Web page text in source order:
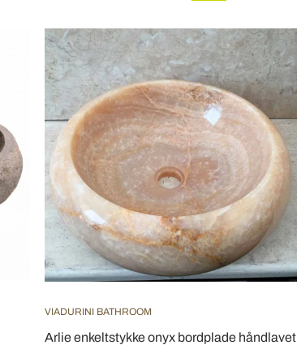
VIADURINI BATHROOM
Arlie enkeltstykke onyx bordplade håndlavet